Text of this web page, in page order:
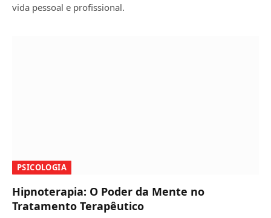
vida pessoal e profissional.
PSICOLOGIA
Hipnoterapia: O Poder da Mente no
Tratamento Terapêutico